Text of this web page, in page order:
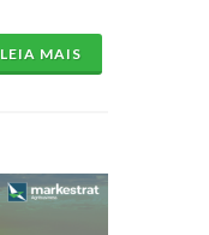
LEIA MAIS